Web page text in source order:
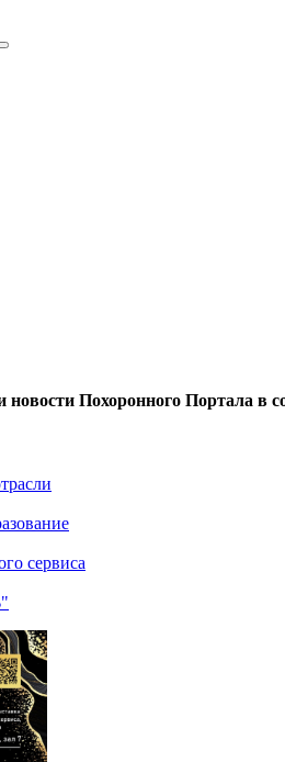
новости Похоронного Портала в
сервиса